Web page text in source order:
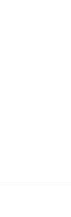
& søndag kl.